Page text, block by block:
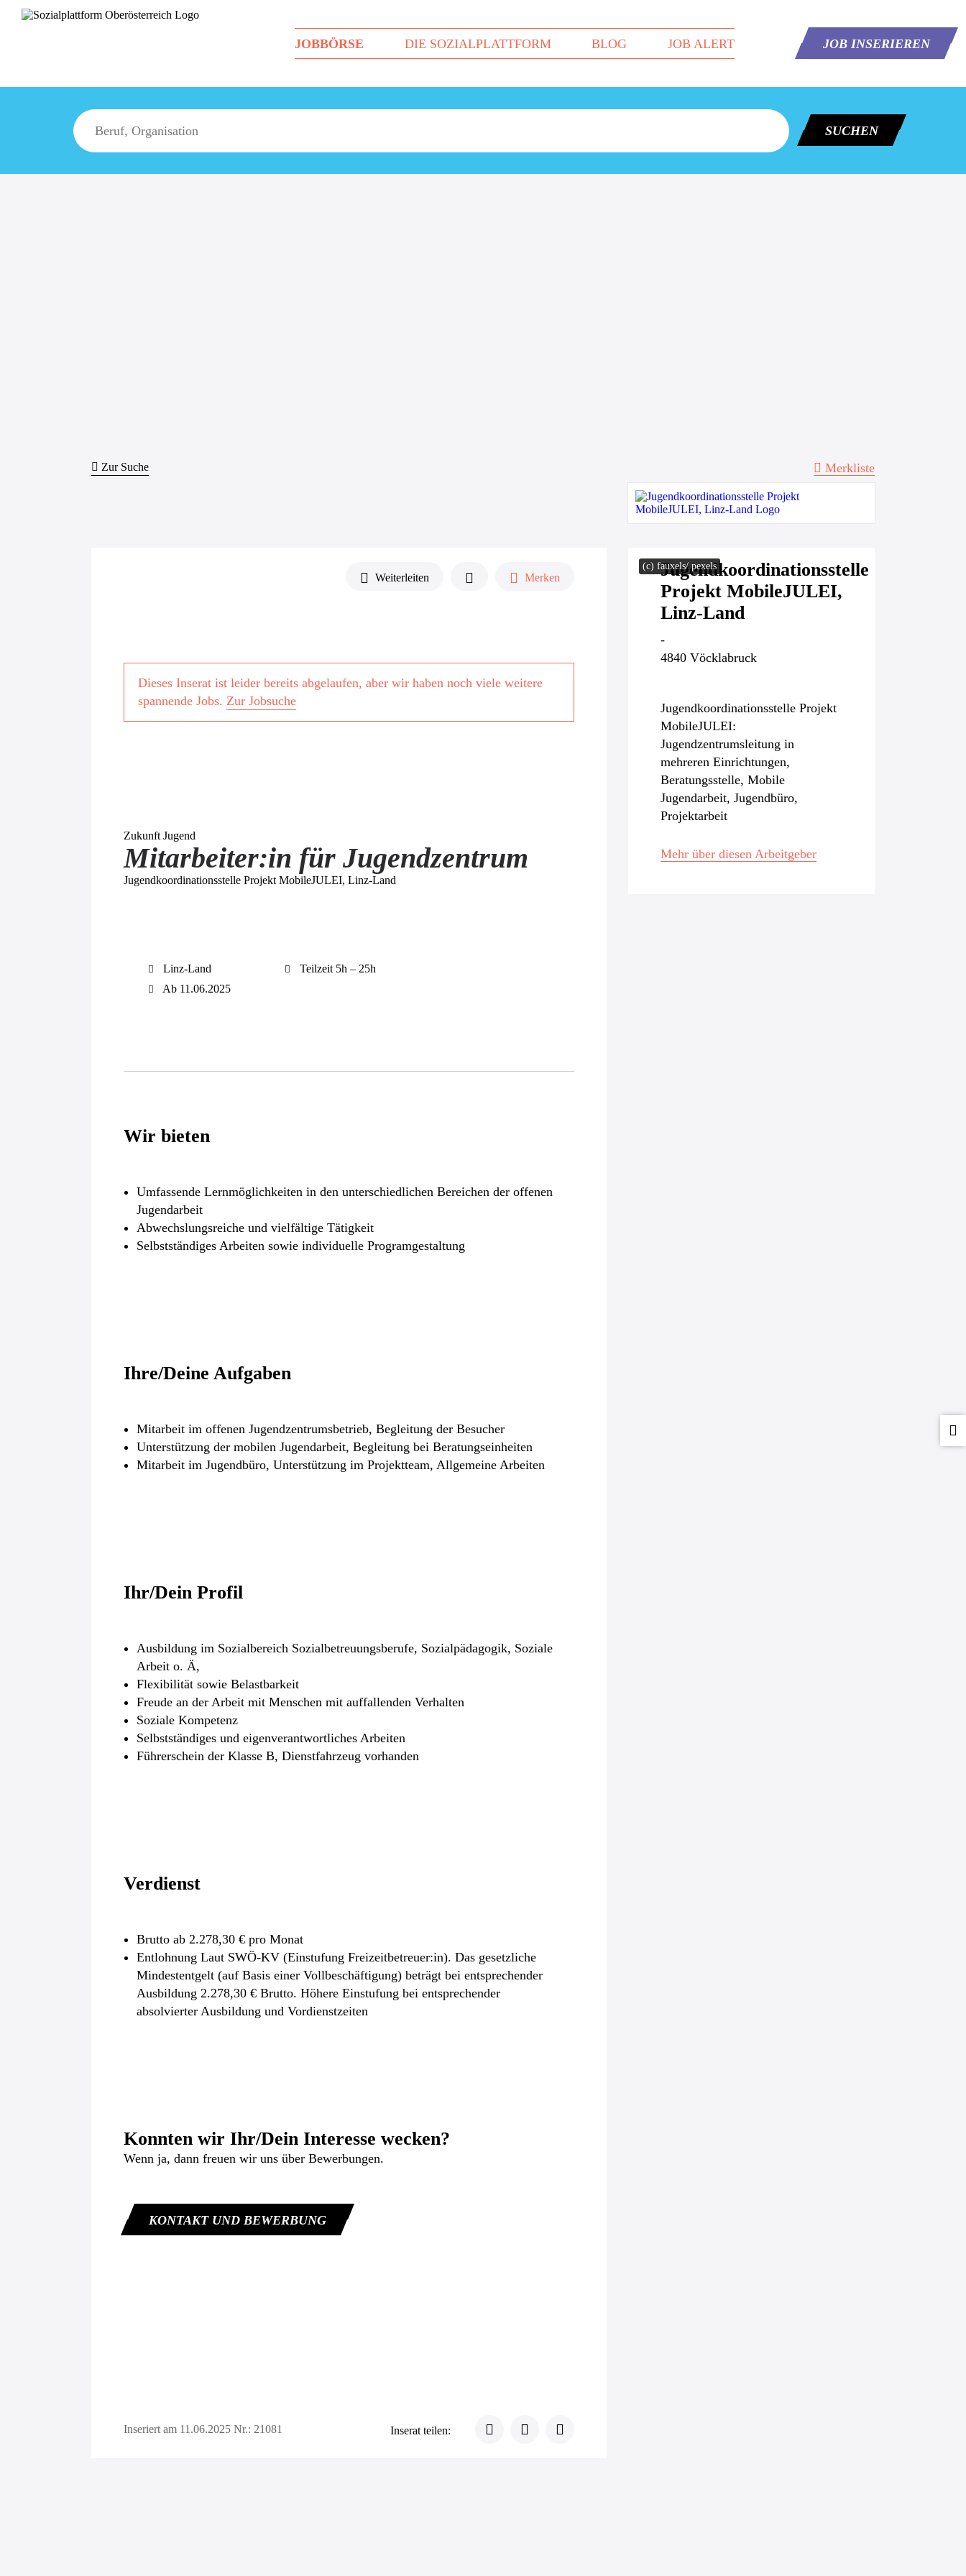
JOBBÖRSE DIE SOZIALPLATTFORM BLOG JOB ALERT JOB INSERIEREN
Suche SUCHEN
Zur Suche Merkliste
Weiterleiten Merken
Dieses Inserat ist leider bereits abgelaufen, aber wir haben noch viele weitere
spannende Jobs. Zur Jobsuche
Zukunft Jugend
Mitarbeiter:in für Jugendzentrum
Jugendkoordinationsstelle Projekt MobileJULEI, Linz-Land
Linz-Land
Teilzeit 5h – 25h
Ab 11.06.2025
Wir bieten
Umfassende Lernmöglichkeiten in den unterschiedlichen Bereichen der offenen
Jugendarbeit
Abwechslungsreiche und vielfältige Tätigkeit
Selbstständiges Arbeiten sowie individuelle Programgestaltung
Ihre/Deine Aufgaben
Mitarbeit im offenen Jugendzentrumsbetrieb, Begleitung der Besucher
Unterstützung der mobilen Jugendarbeit, Begleitung bei Beratungseinheiten
Mitarbeit im Jugendbüro, Unterstützung im Projektteam, Allgemeine Arbeiten
Ihr/Dein Profil
Ausbildung im Sozialbereich Sozialbetreuungsberufe, Sozialpädagogik, Soziale
Arbeit o. Ä,
Flexibilität sowie Belastbarkeit
Freude an der Arbeit mit Menschen mit auffallenden Verhalten
Soziale Kompetenz
Selbstständiges und eigenverantwortliches Arbeiten
Führerschein der Klasse B, Dienstfahrzeug vorhanden
Verdienst
Brutto ab 2.278,30 € pro Monat
Entlohnung Laut SWÖ-KV (Einstufung Freizeitbetreuer:in). Das gesetzliche
Mindestentgelt (auf Basis einer Vollbeschäftigung) beträgt bei entsprechender
Ausbildung 2.278,30 € Brutto. Höhere Einstufung bei entsprechender
absolvierter Ausbildung und Vordienstzeiten
Konnten wir Ihr/Dein Interesse wecken?
Wenn ja, dann freuen wir uns über Bewerbungen.
KONTAKT UND BEWERBUNG
Inseriert am 11.06.2025 Nr.: 21081 Inserat teilen:
(c) fauxels/ pexels
Jugendkoordinationsstelle
Projekt MobileJULEI,
Linz-Land
-
4840 Vöcklabruck
Jugendkoordinationsstelle Projekt
MobileJULEI:
Jugendzentrumsleitung in
mehreren Einrichtungen,
Beratungsstelle, Mobile
Jugendarbeit, Jugendbüro,
Projektarbeit
Mehr über diesen Arbeitgeber